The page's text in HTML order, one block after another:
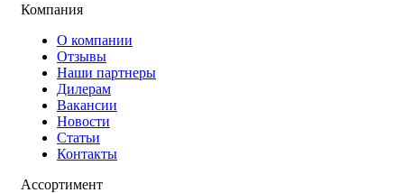
Компания
О компании
Отзывы
Наши партнеры
Дилерам
Вакансии
Новости
Статьи
Контакты
Ассортимент